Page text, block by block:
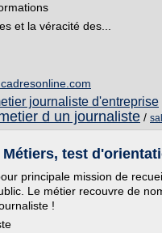
et la véracité des...
journaliste d'entreprise
d un journaliste /
test
principale mission de
Le métier recouvre de
!